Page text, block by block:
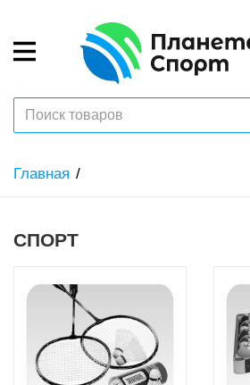
Главная
СПОРТ